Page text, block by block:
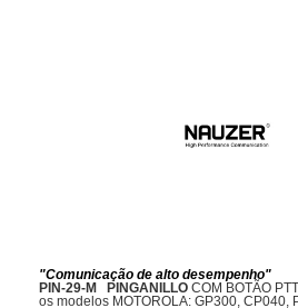
"Comunicação de alto desempenho"
PIN-29-M
PINGANILLO COM BOTÃO
os modelos MOTOROLA: GP300, CP040,